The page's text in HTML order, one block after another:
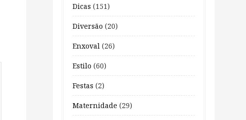
Dicas (151)
Diversão (20)
Enxoval (26)
Estilo (60)
Festas (2)
Maternidade (29)